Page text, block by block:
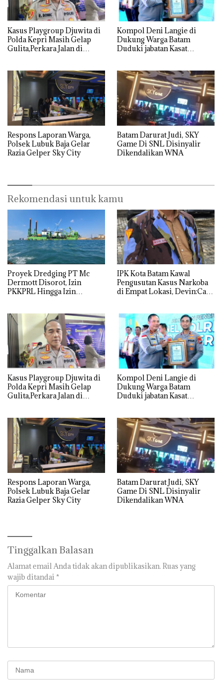
Kasus Playgroup Djuwita di
Polda Kepri Masih Gelap
Gulita,Perkara Jalan di
Kompol Deni Langie di
Dukung Warga Batam
Duduki jabatan Kasat
Respons Laporan Warga,
Polsek Lubuk Baja Gelar
Razia Gelper Sky City
Batam Darurat Judi, SKY
Game Di SNL Disinyalir
Dikendalikan WNA
Rekomendasi untuk kamu
Proyek Dredging PT Mc
Dermott Disorot, Izin
PKKPRL Hingga Izin
IPK Kota Batam Kawal
Pengusutan Kasus Narkoba
di Empat Lokasi, Devin:Cari
Kasus Playgroup Djuwita di
Polda Kepri Masih Gelap
Gulita,Perkara Jalan di
Kompol Deni Langie di
Dukung Warga Batam
Duduki jabatan Kasat
Respons Laporan Warga,
Polsek Lubuk Baja Gelar
Razia Gelper Sky City
Batam Darurat Judi, SKY
Game Di SNL Disinyalir
Dikendalikan WNA
Tinggalkan Balasan
Alamat email Anda tidak akan dipublikasikan. Ruas yang
wajib ditandai *